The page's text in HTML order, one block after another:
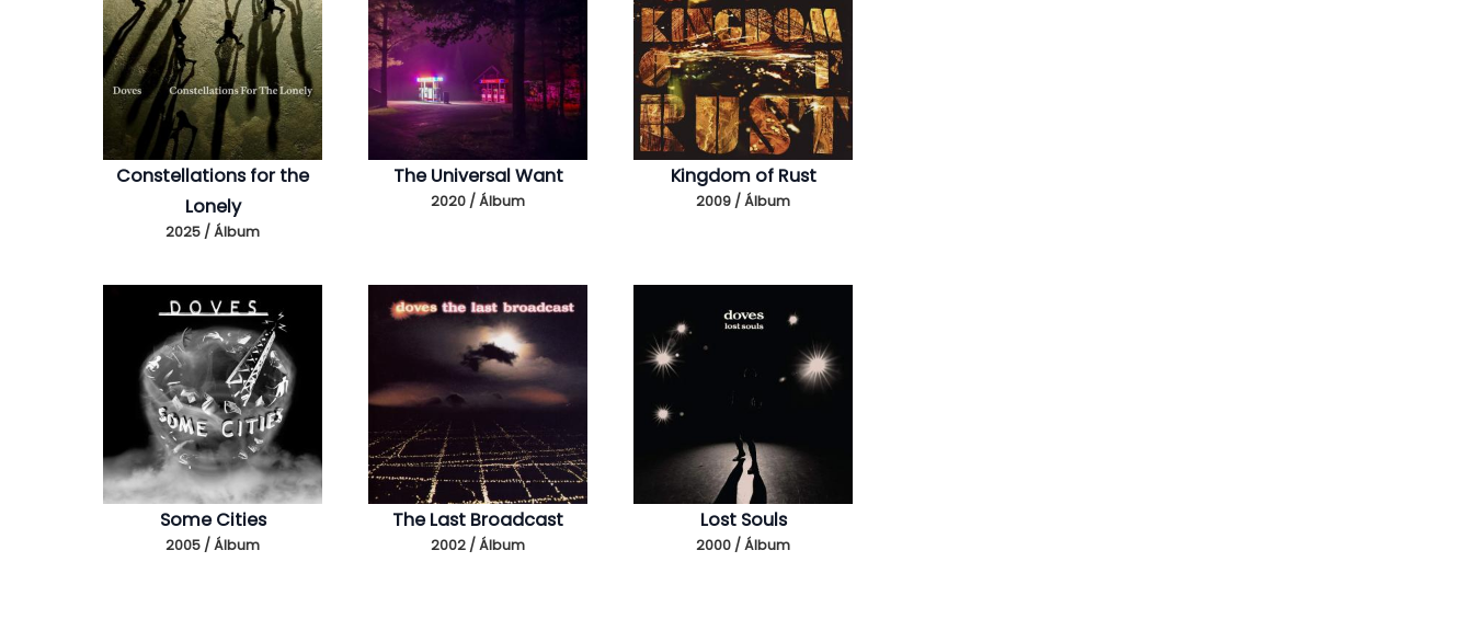
Constellations for the
Lonely
2025 / Álbum
The Universal Want
2020 / Álbum
Kingdom of Rust
2009 / Álbum
Some Cities
2005 / Álbum
The Last Broadcast
2002 / Álbum
Lost Souls
2000 / Álbum